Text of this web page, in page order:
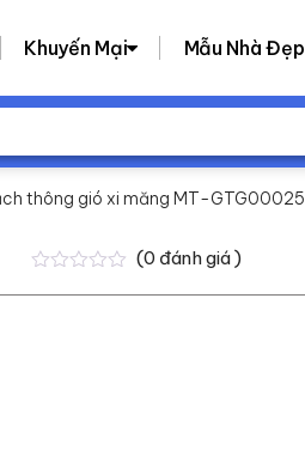
Khuyến Mại Mẫu Nhà Đẹp
thông gió xi măng MT-GTG00025
(0 đánh giá )